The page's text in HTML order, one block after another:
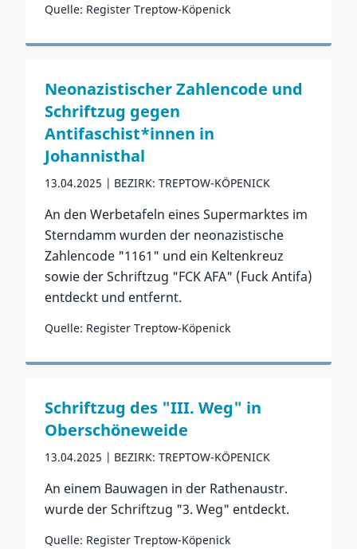
Quelle: Register Treptow-Köpenick
Zum Vorfall
Neonazistischer Zahlencode und
Schriftzug gegen
Antifaschist*innen in
Johannisthal
13.04.2025 BEZIRK: TREPTOW-KÖPENICK
An den Werbetafeln eines Supermarktes im
Sterndamm wurden der neonazistische
Zahlencode "1161" und ein Keltenkreuz
sowie der Schriftzug "FCK AFA" (Fuck Antifa)
entdeckt und entfernt.
Quelle: Register Treptow-Köpenick
Zum Vorfall
Schriftzug des "III. Weg" in
Oberschöneweide
13.04.2025 BEZIRK: TREPTOW-KÖPENICK
An einem Bauwagen in der Rathenaustr.
wurde der Schriftzug "3. Weg" entdeckt.
Quelle: Register Treptow-Köpenick